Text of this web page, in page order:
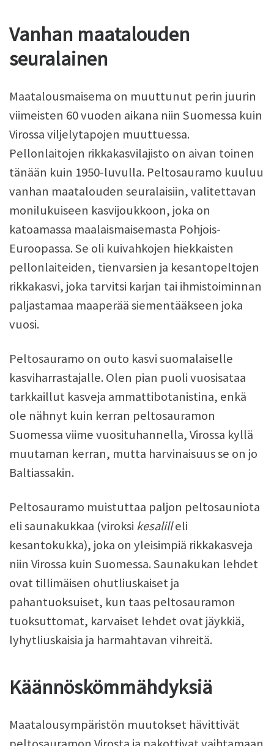
Vanhan maatalouden
seuralainen
Maatalousmaisema on muuttunut perin juurin
viimeisten 60 vuoden aikana niin Suomessa kuin
Virossa viljelytapojen muuttuessa.
Pellonlaitojen rikkakasvilajisto on aivan toinen
tänään kuin 1950-luvulla. Peltosauramo kuuluu
vanhan maatalouden seuralaisiin, valitettavan
monilukuiseen kasvijoukkoon, joka on
katoamassa maalaismaisemasta Pohjois-
Euroopassa. Se oli kuivahkojen hiekkaisten
pellonlaiteiden, tienvarsien ja kesantopeltojen
rikkakasvi, joka tarvitsi karjan tai ihmistoiminnan
paljastamaa maaperää siementääkseen joka
vuosi.
Peltosauramo on outo kasvi suomalaiselle
kasviharrastajalle. Olen pian puoli vuosisataa
tarkkaillut kasveja ammattibotanistina, enkä
ole nähnyt kuin kerran peltosauramon
Suomessa viime vuosituhannella, Virossa kyllä
muutaman kerran, mutta harvinaisuus se on jo
Baltiassakin.
Peltosauramo muistuttaa paljon peltosauniota
eli saunakukkaa (viroksi kesalilleli
kesantokukka), joka on yleisimpiä rikkakasveja
niin Virossa kuin Suomessa. Saunakukan lehdet
ovat tillimäisen ohutliuskaiset ja
pahantuoksuiset, kun taas peltosauramon
tuoksuttomat, karvaiset lehdet ovat jäykkiä,
lyhytliuskaisia ja harmahtavan vihreitä.
Käännöskömmähdyksiä
Maatalousympäristön muutokset hävittivät